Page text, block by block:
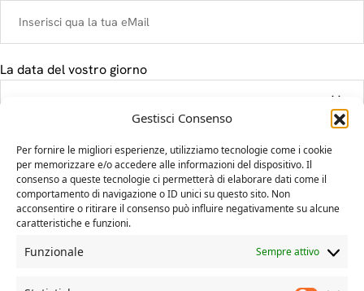
Gestisci Consenso
Per fornire le migliori esperienze, utilizziamo tecnologie come i cookie
per memorizzare e/o accedere alle informazioni del dispositivo. Il
consenso a queste tecnologie ci permetterà di elaborare dati come il
comportamento di navigazione o ID unici su questo sito. Non
acconsentire o ritirare il consenso può influire negativamente su alcune
caratteristiche e funzioni.
Funzionale Sempre attivo
La data del vostro giorno
Il tuo messaggio